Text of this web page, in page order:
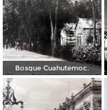
Bosque Cuahutemoc.